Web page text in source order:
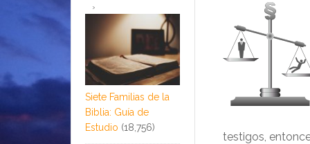
testigos,
Siete Familias de la
Biblia: Guía de
Estudio (18,756)